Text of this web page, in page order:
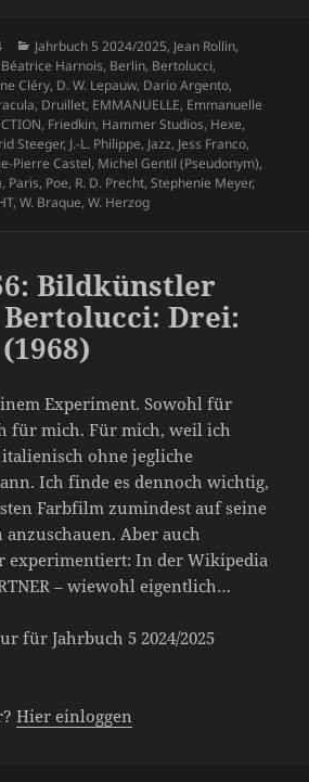
Kategorien
Jahrbuch 5 2024/2025, Jean Rollin,
Béatrice Harnois, Berlin, Bertolucci,
Cléry, D. W. Lepauw, Dario Argento,
, Druillet, EMMANUELLE, Emmanuelle
, Friedkin, Hammer Studios, Hexe,
Steeger, J.-L. Philippe, Jazz, Jess Franco,
Pierre Castel, Michel Gentil (Pseudonym),
, Paris, Poe, R. D. Precht,Stephenie Meyer,
,W. Braque,W. Herzog
Bildkünstler
Drei:
Experiment. Sowohl für
für mich. Für mich, weil ich
italienisch ohne jegliche
Ich finde es dennoch wichtig,
Farbfilm zumindest auf seine
Aber auch
experimentiert: In der Wikipedia
– wiewohl eigentlich…
für Jahrbuch 5 2024/2025
Hier einloggen